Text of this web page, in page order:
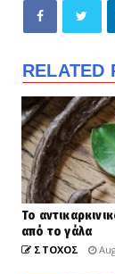
RELATED
Το
από το γάλα
ΣΤΟΧΟΣ